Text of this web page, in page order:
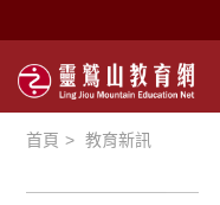
首頁 教育新訊